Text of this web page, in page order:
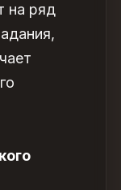
на ряд